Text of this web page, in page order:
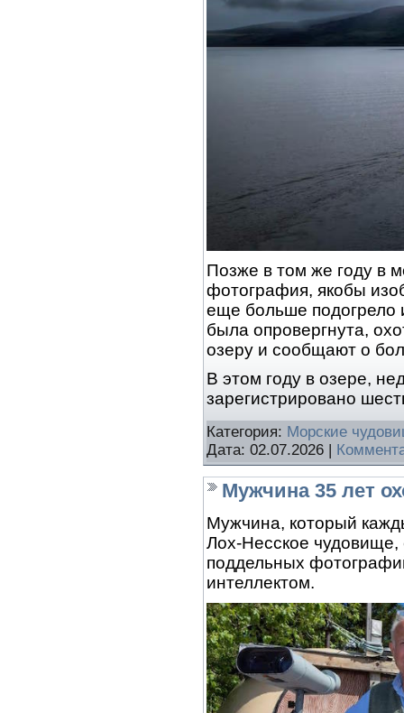
Позже в том же году в
фотография, якобы
еще больше подогрело
была опровергнута,
озеру и сообщают о
В этом году в озере,
зарегистрировано
Категория: Морские
Дата: 02.07.2026 |
Мужчина 35 лет
Мужчина, который
Лох-Несское чудовище,
поддельных
интеллектом.